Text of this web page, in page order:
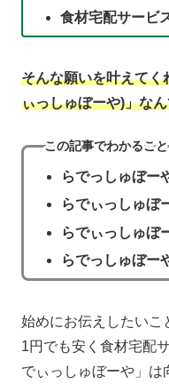
食材宅配サービ
そんな願いを叶えて
ぃっしゅぼーや)」な
この記事でわかること
らでっしゅぼー
らでぃっしゅぼ
らでぃっしゅぼ
らでっしゅぼー
始めにお伝えしたいこ
1円でも安く食材宅配
でぃっしゅぼーや」は